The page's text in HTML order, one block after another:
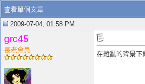
查看單個文章
2009-07-04, 01:58 PM
grc45
長老會員
在雜亂的背景下